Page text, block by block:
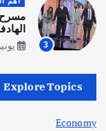
انطلاق ورشة التمثيل
أغسطس 5, 2026
3
مسرح
يونيو 14,
Explore Topics
Economy